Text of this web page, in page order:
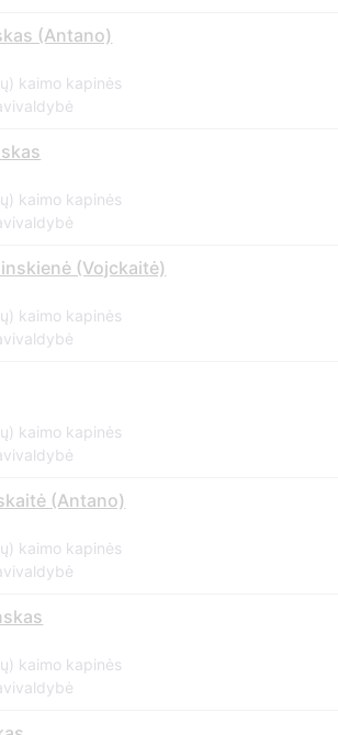
(Antano)
kaimo kapinės
kaimo kapinės
(Vojckaitė)
kaimo kapinės
kaimo kapinės
(Antano)
kaimo kapinės
kaimo kapinės